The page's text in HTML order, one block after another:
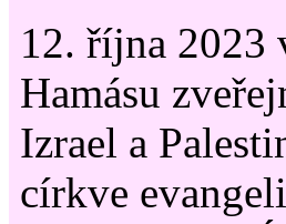
12. října 2023
Hamásu
Izrael a
církve